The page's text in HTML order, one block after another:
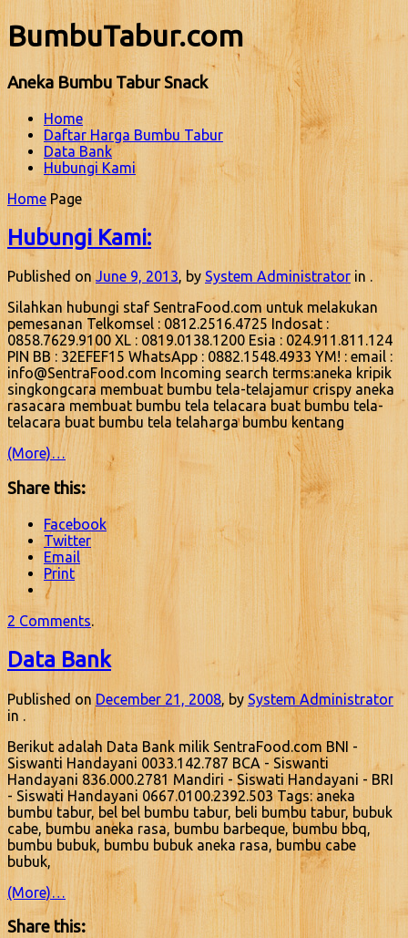
BumbuTabur.com
Aneka Bumbu Tabur Snack
Home
Daftar Harga Bumbu Tabur
Data Bank
Hubungi Kami
Home Page
Hubungi Kami:
Published on June 9, 2013, by System Administrator in .
Silahkan hubungi staf SentraFood.com untuk melakukan
pemesanan Telkomsel : 0812.2516.4725 Indosat :
0858.7629.9100 XL : 0819.0138.1200 Esia : 024.911.811.124
PIN BB : 32EFEF15 WhatsApp : 0882.1548.4933 YM! : email :
info@SentraFood.com Incoming search terms:aneka kripik
singkongcara membuat bumbu tela-telajamur crispy aneka
rasacara membuat bumbu tela telacara buat bumbu tela-
telacara buat bumbu tela telaharga bumbu kentang
(More)…
Share this:
Facebook
Twitter
Email
Print
2 Comments.
Data Bank
Published onDecember 21, 2008, by System Administrator
in .
Berikut adalah Data Bank milik SentraFood.com BNI -
Siswanti Handayani 0033.142.787 BCA - Siswanti
Handayani 836.000.2781 Mandiri - Siswati Handayani - BRI
- Siswati Handayani 0667.0100.2392.503 Tags: aneka
bumbu tabur, bel bel bumbu tabur, beli bumbu tabur, bubuk
cabe, bumbu aneka rasa, bumbu barbeque, bumbu bbq,
bumbu bubuk, bumbu bubuk aneka rasa, bumbu cabe
bubuk,
(More)…
Share this: